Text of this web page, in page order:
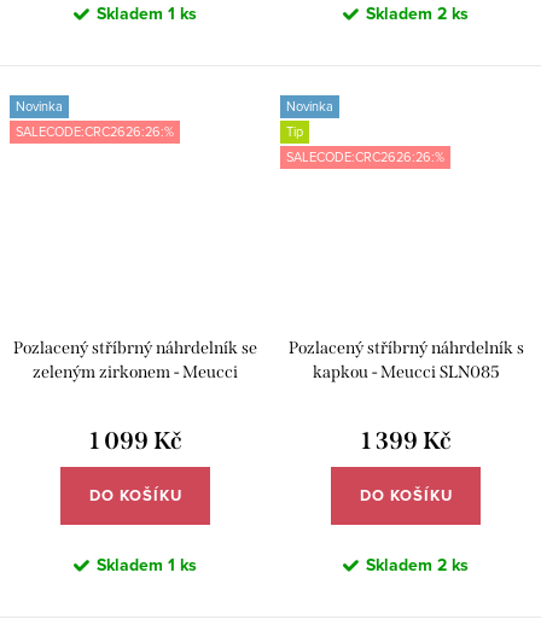
Skladem 1 ks Skladem 2 ks
Novinka
SALECODE:CRC2626:26:%
Pozlacený stříbrný náhrdelník se
zeleným zirkonem - Meucci
1 099 Kč
DO KOŠÍKU
Skladem 1 ks
Novinka
Tip
SALECODE:CRC2626:26:%
Pozlacený stříbrný náhrdelník s
kapkou - Meucci SLN085
1 399 Kč
DO KOŠÍKU
Skladem 2 ks